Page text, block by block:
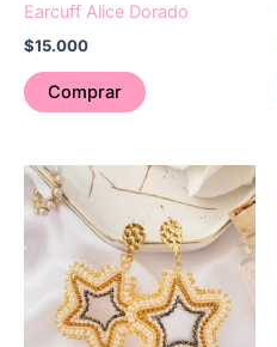
Earcuff Alice Dorado
$15.000
Comprar